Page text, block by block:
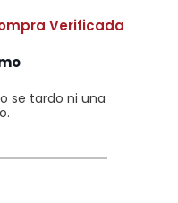
Verificada
se tardo ni una